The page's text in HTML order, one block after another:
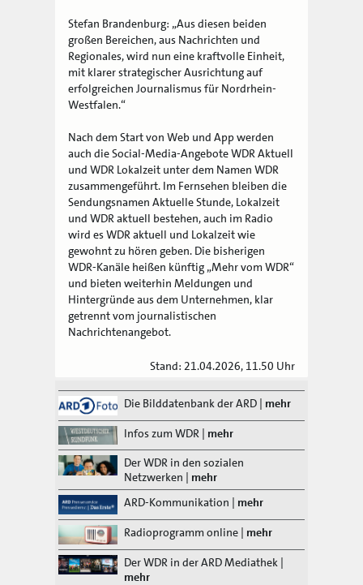
Stefan Brandenburg: „Aus diesen beiden
großen Bereichen, aus Nachrichten und
Regionales, wird nun eine kraftvolle Einheit,
mit klarer strategischer Ausrichtung auf
erfolgreichen Journalismus für Nordrhein-
Westfalen.“
Nach dem Start von Web und App werden
auch die Social-Media-Angebote WDR Aktuell
und WDR Lokalzeit unter dem Namen WDR
zusammengeführt. Im Fernsehen bleiben die
Sendungsnamen Aktuelle Stunde, Lokalzeit
und WDR aktuell bestehen, auch im Radio
wird es WDR aktuell und Lokalzeit wie
gewohnt zu hören geben. Die bisherigen
WDR-Kanäle heißen künftig „Mehr vom WDR“
und bieten weiterhin Meldungen und
Hintergründe aus dem Unternehmen, klar
getrennt vom journalistischen
Nachrichtenangebot.
Stand: 21.04.2026, 11.50 Uhr
Die Bilddatenbank der ARD | mehr
Infos zum WDR | mehr
Der WDR in den sozialen
Netzwerken | mehr
ARD-Kommunikation | mehr
Radioprogramm online | mehr
Der WDR in der ARD Mediathek |
mehr